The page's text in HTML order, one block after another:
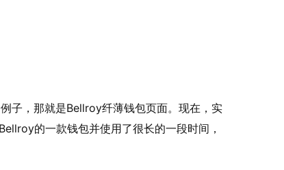
子，那就是Bellroy纤薄钱包页面。现在，实
的一款钱包并使用了很长的一段时间，